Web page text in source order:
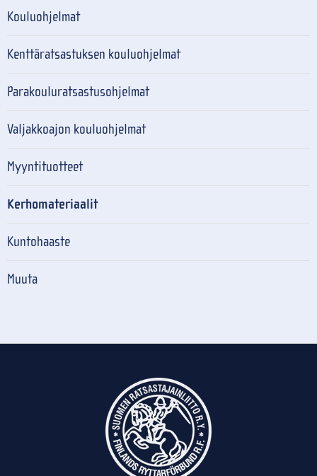
Kouluohjelmat
Kenttäratsastuksen kouluohjelmat
Parakouluratsastusohjelmat
Valjakkoajon kouluohjelmat
Myyntituotteet
Kerhomateriaalit
Kuntohaaste
Muuta